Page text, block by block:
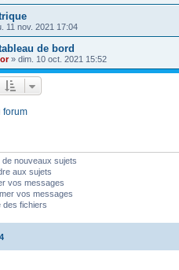
11 nov. 2021 17:04
de bord
» dim. 10 oct. 2021 15:52
forum
de nouveaux sujets
aux sujets
vos messages
vos messages
des fichiers